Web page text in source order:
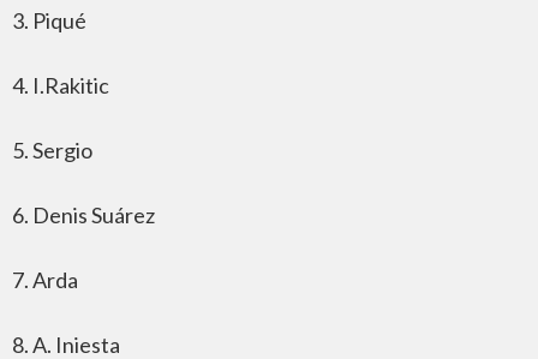
3. Piqué
4. I.Rakitic
5. Sergio
6. Denis Suárez
7. Arda
8. A. Iniesta